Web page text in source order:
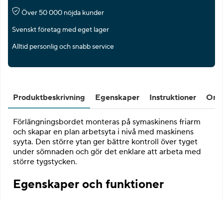
Över 50 000 nöjda kunder
Svenskt företag med eget lager
Alltid personlig och snabb service
Produktbeskrivning Egenskaper Instruktioner
Förlängningsbordet monteras på symaskinens friarm
och skapar en plan arbetsyta i nivå med maskinens
syyta. Den större ytan ger bättre kontroll över tyget
under sömnaden och gör det enklare att arbeta med
större tygstycken.
Egenskaper och funktioner